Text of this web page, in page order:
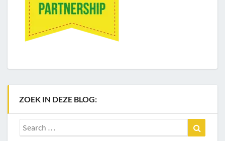
ZOEK IN DEZE BLOG:
Search
for: